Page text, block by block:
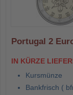
Portugal 2
IN KÜRZE
Kursmünze
Bankfrisch (